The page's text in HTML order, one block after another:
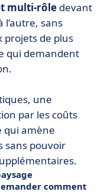
multi-rôle devant
l’autre, sans
projets de plus
qui demandent
une
par les coûts
qui amène
sans pouvoir
comment